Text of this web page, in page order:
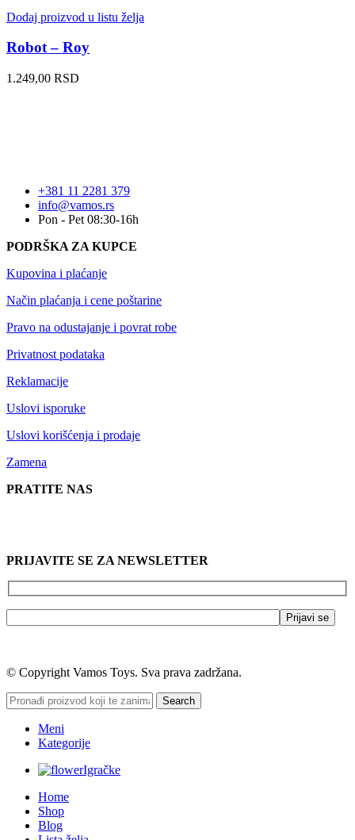
Dodaj proizvod u listu želja
Robot – Roy
1.249,00 RSD
+381 11 2281 379
info@vamos.rs
Pon - Pet 08:30-16h
PODRŠKA ZA KUPCE
Kupovina i plaćanje
Način plaćanja i cene poštarine
Pravo na odustajanje i povrat robe
Privatnost podataka
Reklamacije
Uslovi isporuke
Uslovi korišćenja i prodaje
Zamena
PRATITE NAS
PRIJAVITE SE ZA NEWSLETTER
© Copyright Vamos Toys. Sva prava zadržana.
Search
Meni
Kategorije
Igračke
Home
Shop
Blog